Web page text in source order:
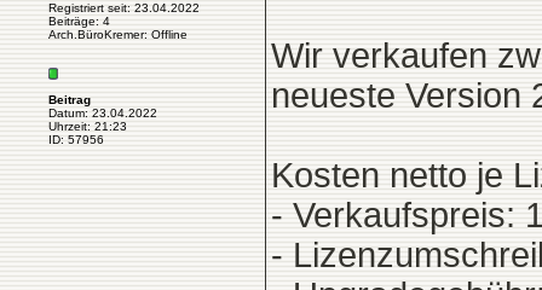
Registriert seit: 23.04.2022
Beiträge: 4
Arch.BüroKremer: Offline
Beitrag
Datum: 23.04.2022
Uhrzeit: 21:23
ID: 57956
Wir verkaufen
neueste Version
Kosten netto je
- Verkaufspreis:
-